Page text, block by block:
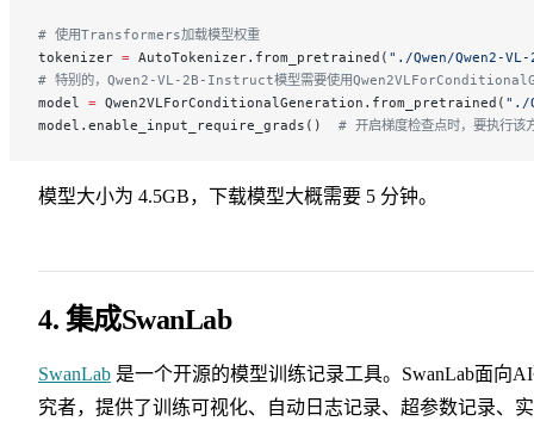
# 使用Transformers加载模型权重
tokenizer = AutoTokenizer.from_pretrained( "./Qwen/Qwen2-
# 特别的，Qwen2-VL-2B-Instruct模型需要使用
model = Qwen2VLForConditionalGeneration.from_pretrained( "./
model.enable_input_require_grads() # 开启梯度检查点时，要执行该
模型大小为 4.5GB，下载模型大概需要 5 分钟。
4. 集成SwanLab
SwanLab 是一个开源的模型训练记录工具。SwanLab面向
究者，提供了训练可视化、自动日志记录、超参数记录、